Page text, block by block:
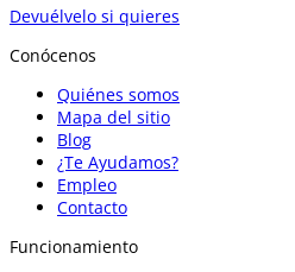
Devuélvelo si quieres
Conócenos
Quiénes somos
Mapa del sitio
Blog
¿Te Ayudamos?
Empleo
Contacto
Funcionamiento